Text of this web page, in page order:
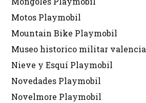
Motos Playmobil
Mountain Bike Playmobil
Museo historico militar valencia
Nieve y Esquí Playmobil
Novedades Playmobil
Novelmore Playmobil